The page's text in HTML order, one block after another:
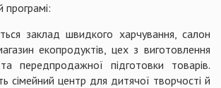
програмі:
заклад швидкого харчування, салон
екопродуктів, цех з виготовлення
передпродажної підготовки товарів.
сімейний центр для дитячої творчості й